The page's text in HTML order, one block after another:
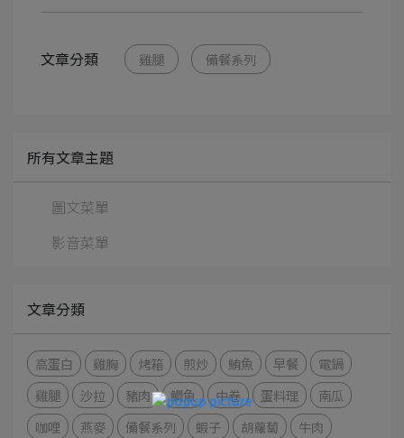
文章分類 雞腿 備餐系列
所有文章主題
圖文菜單
影音菜單
文章分類
高蛋白 雞胸 烤箱 煎炒 鮪魚 早餐
電鍋
雞腿
沙拉 豬肉 鯛魚 中卷 蛋料理
南瓜
咖哩
燕麥 備餐系列 蝦子 胡蘿蔔
牛肉